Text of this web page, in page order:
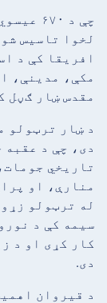
چې د
لخوا تاسیس
افریقا کې د
مکې، مدینې،
مقدس ښار ګڼل
د ښار ترټولو
دی، چې د عقبه
تاریخي
منارې، او
له ترټولو
سیمه کې د
کار کړی او د
دی.
د قیروان